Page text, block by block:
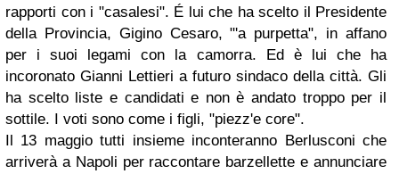
rapporti con i "casalesi". É lui che ha scelto il Presidente
della Provincia, Gigino Cesaro, "'a purpetta", in affano
per i suoi legami con la camorra. Ed è lui che ha
incoronato Gianni Lettieri a futuro sindaco della città. Gli
ha scelto liste e candidati e non è andato troppo per il
sottile. I voti sono come i figli, "piezz'e core".
Il 13 maggio tutti insieme inconteranno Berlusconi che
arriverà a Napoli per raccontare barzellette e annunciare